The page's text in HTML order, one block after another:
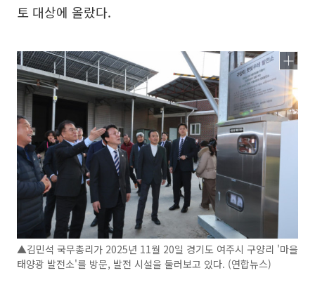
토 대상에 올랐다.
▲김민석 국무총리가 2025년 11월 20일 경기도 여주시 구양리 '마을
태양광 발전소'를 방문, 발전 시설을 둘러보고 있다. (연합뉴스)